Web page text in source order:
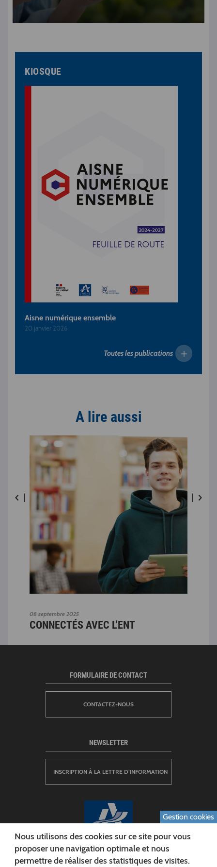
KIOSQUE
Aisne numérique ensemble
20 janvier 2026
Toutes les publications
A lire aussi
08 septembre 2025
CONNECTÉS AVEC L'ENT
FORMULAIRE DE CONTACT
CONTACTEZ-NOUS
NEWSLETTER
INSCRIPTION À LA LETTRE D’INFORMATION
Gestion cookies
Nous utilisons des cookies sur ce site pour vous
proposer une navigation optimale et nous
permettre de réaliser des statistiques de visites.